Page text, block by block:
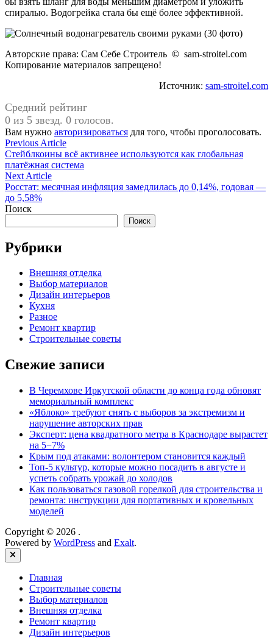
спиралью. Водогрейка стала бы ещё более эффективной.
Авторские права: Сам Себе Строитель © sam-stroitel.com
Копирование материалов запрещено!
Источник: sam-stroitel.com
Средний рейтинг
0 из 5 звезд. 0 голосов.
Вам нужно авторизироваться для того, чтобы проголосовать.
Навигация
по
записям
Previous ArticlePrevious
article:
Стейблкоины всё активнее используются как глобальная
платёжная система
Next ArticleNext
article:
Росстат: месячная инфляция замедлилась до 0,14%, годовая —
до 5,58%
Поиск
Поиск
Рубрики
Внешняя отделка
Выбор материалов
Дизайн интерьеров
Кухня
Разное
Ремонт квартир
Строительные советы
Свежие записи
В Черемхове Иркутской области до конца года обновят
мемориальный комплекс
«Яблоко» требуют снять с выборов за экстремизм и
нарушение авторских прав
Эксперт: цена квадратного метра в Краснодаре вырастет
на 5−7%
Крым под атаками: волонтером становится каждый
Топ-5 культур, которые можно посадить в августе и
успеть собрать урожай до холодов
Как пользоваться газовой горелкой для строительства и
ремонта: инструкции для портативных и кровельных
моделей
Copyright © 2026 .
Powered by WordPress and Exalt.
Close
Главная
Строительные советы
Выбор материалов
Внешняя отделка
Ремонт квартир
Дизайн интерьеров